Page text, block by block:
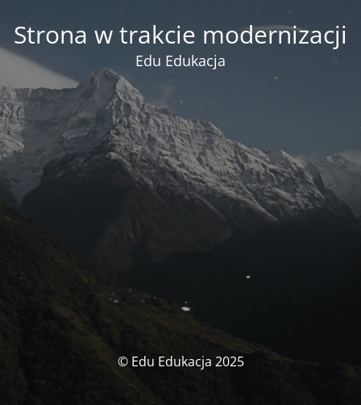
Strona w trakcie modernizacji
Edu Edukacja
© Edu Edukacja 2025